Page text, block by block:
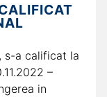
s-a calificat la
–
in